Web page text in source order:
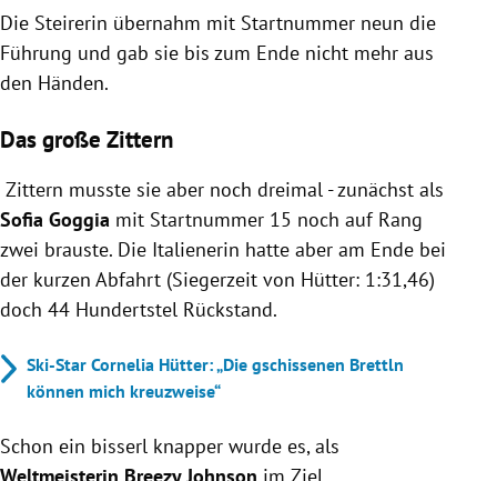
Die Steirerin übernahm mit Startnummer neun die
Führung und gab sie bis zum Ende nicht mehr aus
den Händen.
Das große Zittern
Zittern musste sie aber noch dreimal - zunächst als
Sofia Goggia mit Startnummer 15 noch auf Rang
zwei brauste. Die Italienerin hatte aber am Ende bei
der kurzen Abfahrt (Siegerzeit von Hütter: 1:31,46)
doch 44 Hundertstel Rückstand.
Ski-Star Cornelia Hütter: „Die gschissenen Brettln
können mich kreuzweise“
Schon ein bisserl knapper wurde es, als
Weltmeisterin Breezy Johnson im Ziel